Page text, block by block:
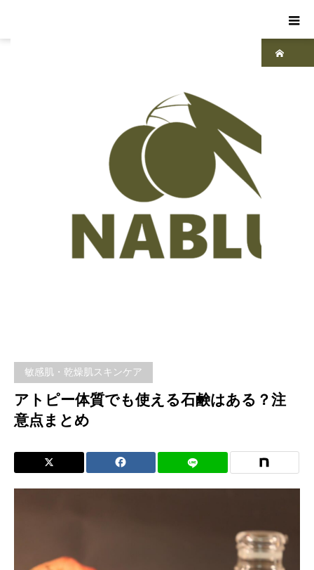
ー体
える
はあ
る？
敏感肌・乾燥肌スキンケア
アトピー体質でも使える石鹸はある？注
意点まとめ